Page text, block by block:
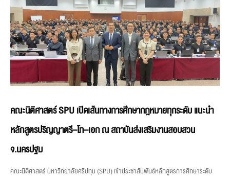
คณะนิติศาสตร์ SPU เปิดเส้นทางการศึกษากฎหมายทุกระดับ แนะนำ
หลักสูตรปริญญาตรี–โท–เอก ณ สถาบันส่งเสริมงานสอบสวน
จ.นครปฐม
คณะนิติศาสตร์ มหาวิทยาลัยศรีปทุม (SPU) เข้าประชาสัมพันธ์หลักสูตรการศึกษาระดับ